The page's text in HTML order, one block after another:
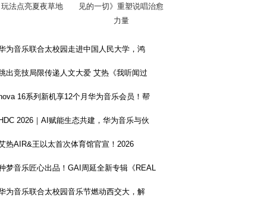
玩法点亮夏夜草地
见的一切》重塑说唱治愈
力量
为音乐联合太校园走进中国人民大学，鸿
出竞技局限传递人文大爱 艾热《我听闻过
16系列新机享12个月华为音乐会员！帮
HDC 2026｜AI赋能生态共建，华为音乐与伙
热AIR&王以太首次体育馆官宣！2026
梦音乐匠心出品！GAI周延全新专辑《REAL
为音乐联合太校园音乐节燃动西交大，解